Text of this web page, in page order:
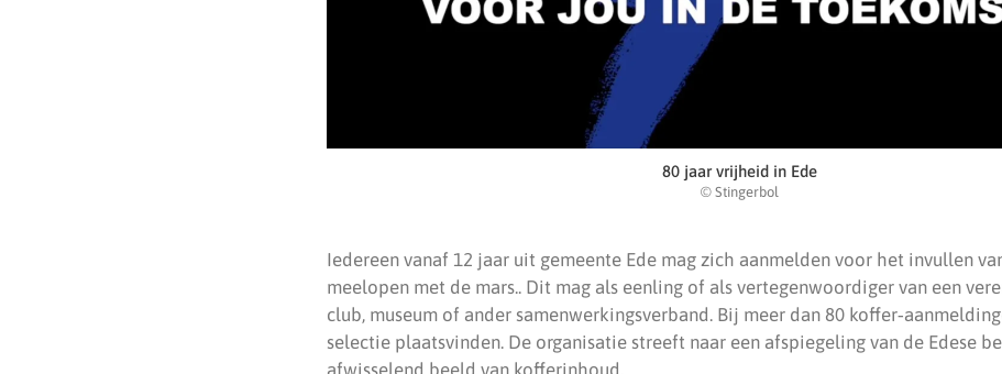
80 jaar vrijheid in Ede
© Stingerbol
Iedereen vanaf 12 jaar uit gemeente Ede mag zich aanmelden voor het invullen
meelopen met de mars.. Dit mag als eenling of als vertegenwoordiger van een
club, museum of ander samenwerkingsverband. Bij meer dan 80
selectie plaatsvinden. De organisatie streeft naar een afspiegeling van de Edese
afwisselend beeld van kofferinhoud.